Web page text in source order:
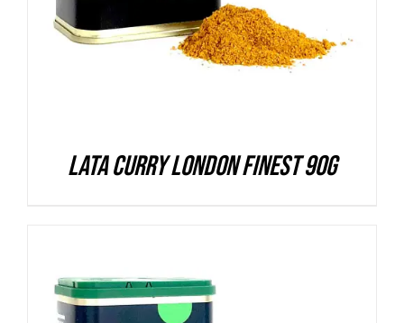
Lata Curry London Finest 90g